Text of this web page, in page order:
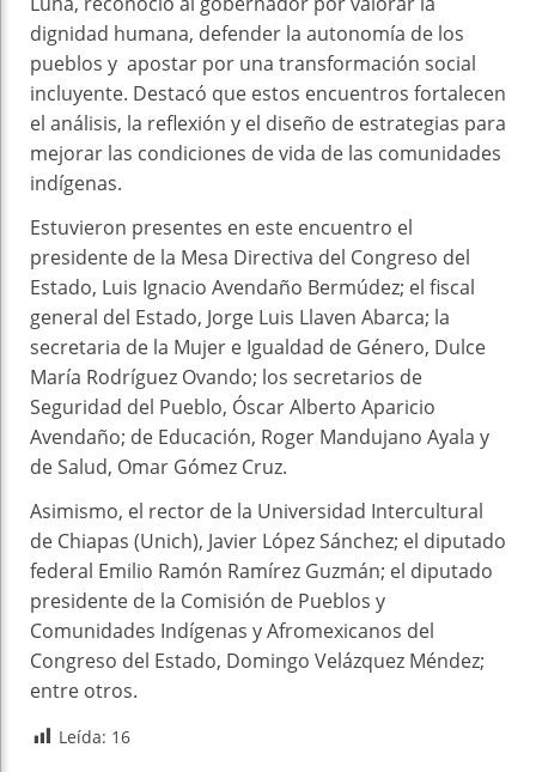
dignidad humana, defender la autonomía de los
pueblos y apostar por una transformación social
incluyente. Destacó que estos encuentros fortalecen
el análisis, la reflexión y el diseño de estrategias para
mejorar las condiciones de vida de las comunidades
indígenas.
Estuvieron presentes en este encuentro el
presidente de la Mesa Directiva del Congreso del
Estado, Luis Ignacio Avendaño Bermúdez; el fiscal
general del Estado, Jorge Luis Llaven Abarca; la
secretaria de la Mujer e Igualdad de Género, Dulce
María Rodríguez Ovando; los secretarios de
Seguridad del Pueblo, Óscar Alberto Aparicio
Avendaño; de Educación, Roger Mandujano Ayala y
de Salud, Omar Gómez Cruz.
Asimismo, el rector de la Universidad Intercultural
de Chiapas (Unich), Javier López Sánchez; el diputado
federal Emilio Ramón Ramírez Guzmán; el diputado
presidente de la Comisión de Pueblos y
Comunidades Indígenas y Afromexicanos del
Congreso del Estado, Domingo Velázquez Méndez;
entre otros.
Leída: 16